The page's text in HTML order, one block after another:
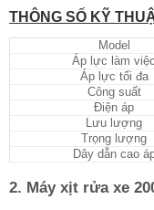
THÔNG SỐ KỸ
Model
Áp lực làm việc
Áp lực tối đa
Công suất
Điện áp
Lưu lượng
Trọng lượng
Dây dẫn cao
2. Máy xịt rửa xe